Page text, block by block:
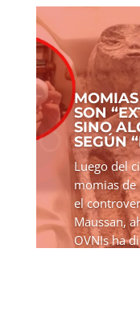
SON
SINO
SEGÚN
Luego del
momias de
el
Maussan,
OVNIs ha